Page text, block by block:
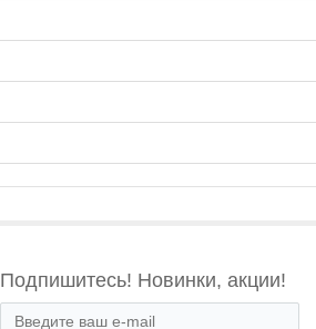
Подпишитесь! Новинки, акции!